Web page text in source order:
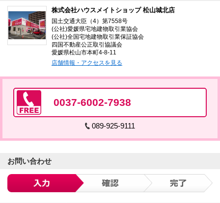
株式会社ハウスメイトショップ 松山城北店
国土交通大臣（4）第7558号
(公社)愛媛県宅地建物取引業協会
(公社)全国宅地建物取引業保証協会
四国不動産公正取引協議会
愛媛県松山市本町4-8-11
店舗情報・アクセスを見る
0037-6002-7938
089-925-9111
お問い合わせ